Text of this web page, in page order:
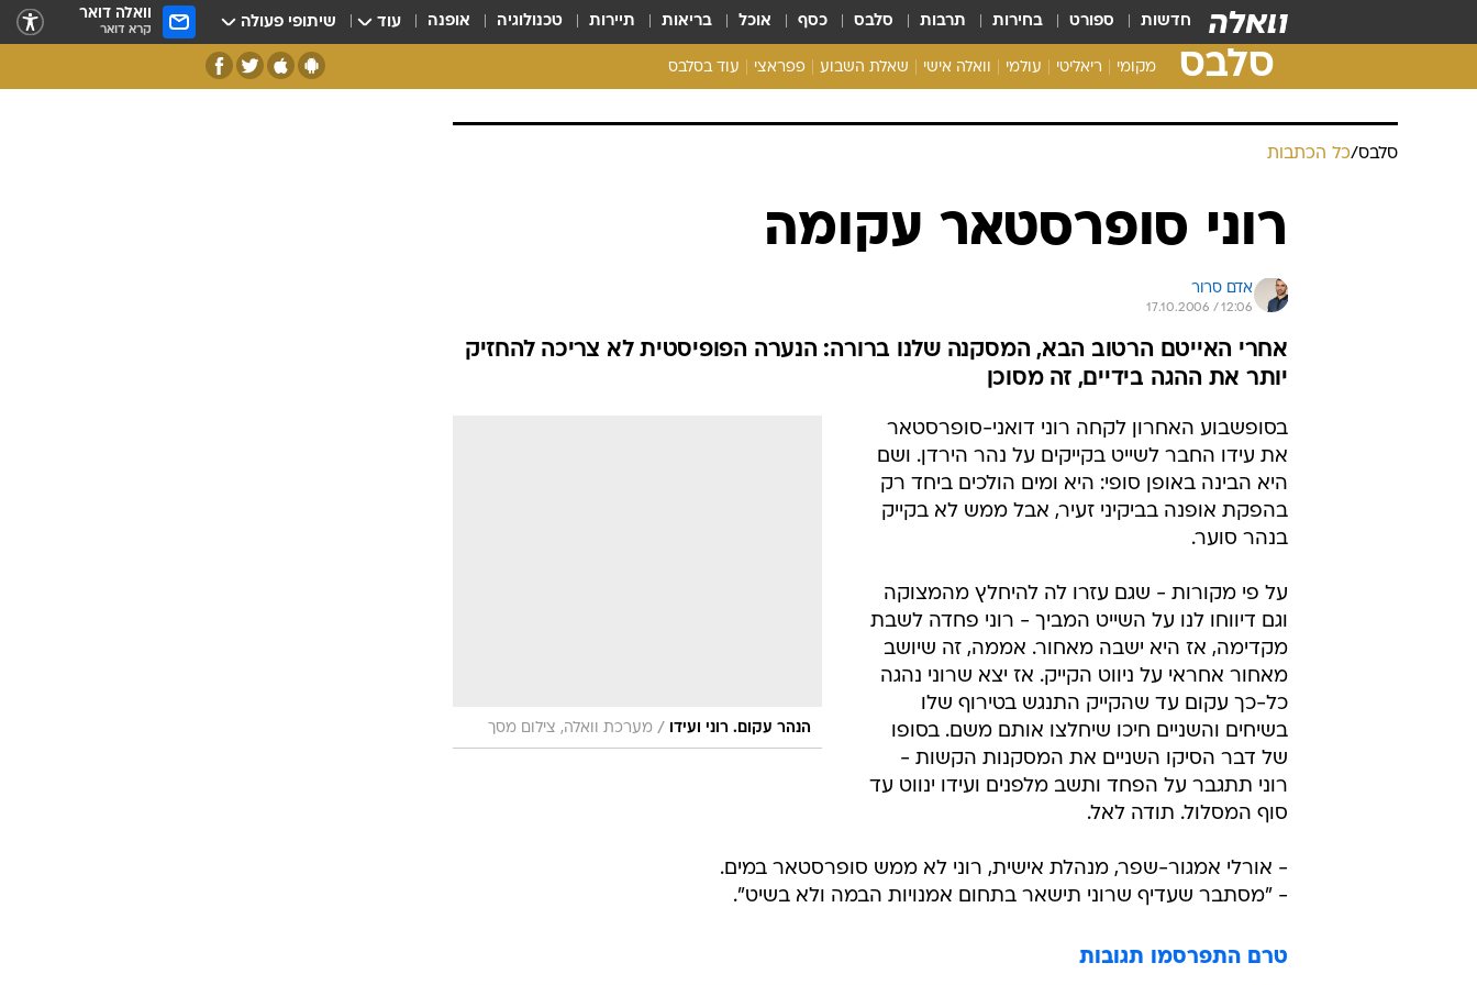
חדשות ספורט בחירות תרבות סלבס כסף אוכל בריאות תיירות טכנולוגיה אופנה עוד שיתופי פעולה וואלה דואר
קרא דואר
סלבס מקומי ריאליטי עולמי וואלה אישי שאלת השבוע פפראצי עוד בסלבס
סלבס/כל הכתבות
רוני סופרסטאר עקומה
אדם סרור
17.10.2006 / 12:06
אחרי האייטם הרטוב הבא, המסקנה שלנו ברורה: הנערה הפופיסטית לא צריכה להחזיק
יותר את ההגה בידיים, זה מסוכן
הנהר עקום. רוני ועידו / מערכת וואלה, צילום מסך
בסופשבוע האחרון לקחה רוני דואני-סופרסטאר
את עידו החבר לשייט בקייקים על נהר הירדן. ושם
היא הבינה באופן סופי: היא ומים הולכים ביחד רק
בהפקת אופנה בביקיני זעיר, אבל ממש לא בקייק
בנהר סוער.
על פי מקורות - שגם עזרו לה להיחלץ מהמצוקה
וגם דיווחו לנו על השייט המביך - רוני פחדה לשבת
מקדימה, אז היא ישבה מאחור. אממה, זה שיושב
מאחור אחראי על ניווט הקייק. אז יצא שרוני נהגה
כל-כך עקום עד שהקייק התנגש בטירוף שלו
בשיחים והשניים חיכו שיחלצו אותם משם. בסופו
של דבר הסיקו השניים את המסקנות הקשות -
רוני תתגבר על הפחד ותשב מלפנים ועידו ינווט עד
סוף המסלול. תודה לאל.
- אורלי אמגור-שפר, מנהלת אישית, רוני לא ממש סופרסטאר במים.
- "מסתבר שעדיף שרוני תישאר בתחום אמנויות הבמה ולא בשיט".
טרם התפרסמו תגובות